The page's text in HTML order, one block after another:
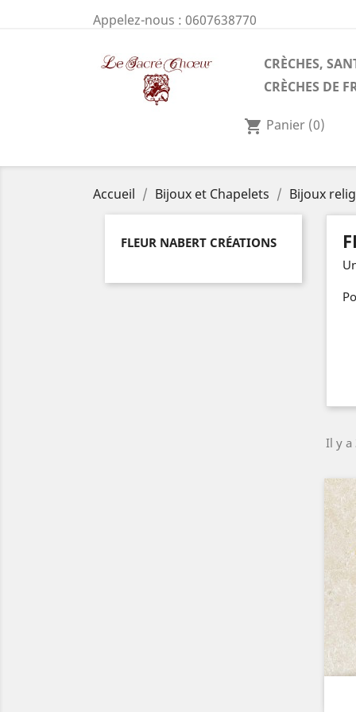
Appelez-nous : 0607638770
CRÈCHES,
CRÈCHES DE
shopping_cart Panier (0)
Accueil Bijoux et Chapelets Bijoux
FLEUR NABERT CRÉATIONS
Il y a